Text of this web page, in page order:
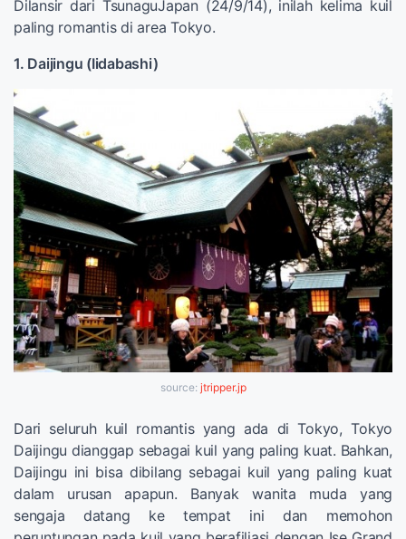
Dilansir dari TsunaguJapan (24/9/14), inilah kelima kuil
paling romantis di area Tokyo.
1. Daijingu (Iidabashi)
source: jtripper.jp
Dari seluruh kuil romantis yang ada di Tokyo, Tokyo
Daijingu dianggap sebagai kuil yang paling kuat. Bahkan,
Daijingu ini bisa dibilang sebagai kuil yang paling kuat
dalam urusan apapun. Banyak wanita muda yang
sengaja datang ke tempat ini dan memohon